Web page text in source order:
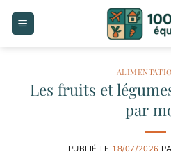
Les fruits et
par
PUBLIÉ LE 18/07/2026